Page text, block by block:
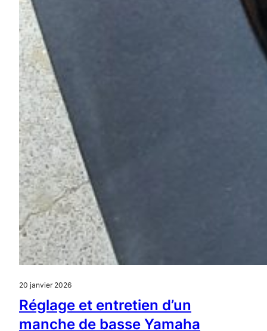
20 janvier 2026
Réglage et entretien d’un
manche de basse Yamaha